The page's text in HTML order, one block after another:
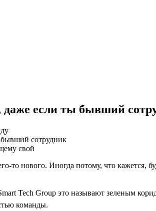
даже если ты бывший
свой
то нового. Иногда потому, что
Tech Group это называют зеленым
команды.